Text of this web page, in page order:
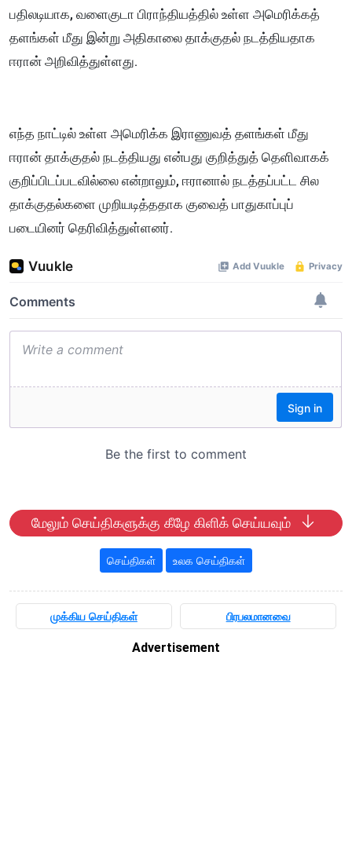
பதிலடியாக, வளைகுடா பிராந்தியத்தில் உள்ள அமெரிக்கத்
தளங்கள் மீது இன்று அதிகாலை தாக்குதல் நடத்தியதாக
ஈரான் அறிவித்துள்ளது.
எந்த நாட்டில் உள்ள அமெரிக்க இராணுவத் தளங்கள் மீது
ஈரான் தாக்குதல் நடத்தியது என்பது குறித்துத் தெளிவாகக்
குறிப்பிடப்படவில்லை என்றாலும், ஈரானால் நடத்தப்பட்ட சில
தாக்குதல்களை முறியடித்ததாக குவைத் பாதுகாப்புப்
படையினர் தெரிவித்துள்ளனர்.
மேலும் செய்திகளுக்கு கீழே கிளிக் செய்யவும்
செய்திகள் உலக செய்திகள்
முக்கிய செய்திகள் பிரபலமானவை
Advertisement